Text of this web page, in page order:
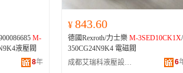
M-
液壓閥
8年
¥ 843.60
德國Rexroth/力士樂 M-3SED10CK1X/
350CG24N9K4 電磁閥
成都艾瑞科液壓設備有限公司
6